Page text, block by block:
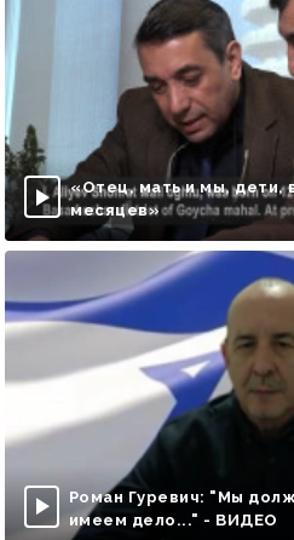
«Отец, мать и мы, дети,
месяцев»
Роман Гуревич: "Мы
имеем дело..." - ВИДЕО